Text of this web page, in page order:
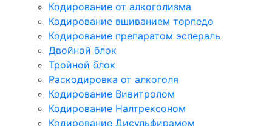
Кодирование от алкоголизма
Кодирование вшиванием торпедо
Кодирование препаратом эспераль
Двойной блок
Тройной блок
Раскодировка от алкоголя
Кодирование Вивитролом
Кодирование Налтрексоном
Кодирование Дисульфирамом